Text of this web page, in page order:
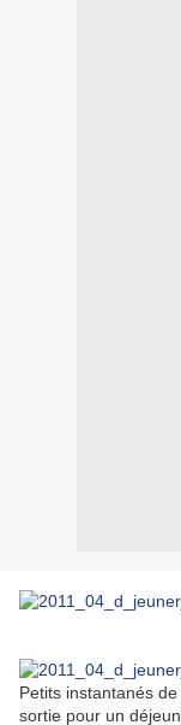
Petits instantanés
sortie pour un